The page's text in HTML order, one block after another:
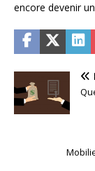
encore devenir